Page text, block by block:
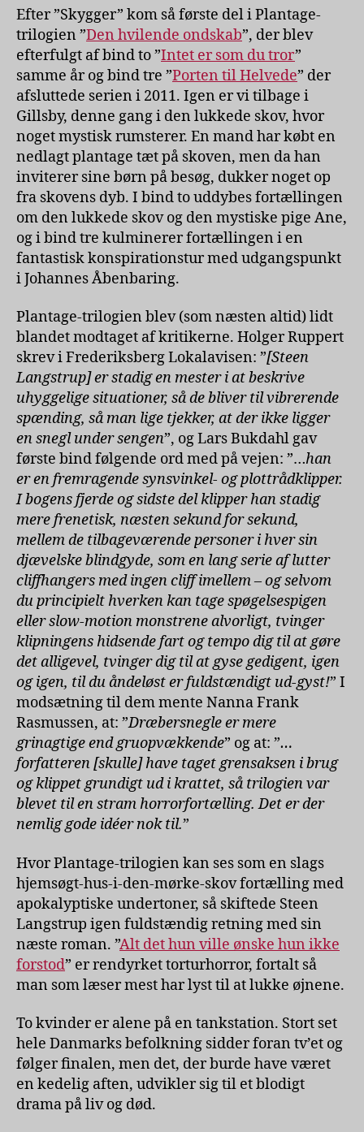
Efter ”Skygger” kom så første del i Plantage-
trilogien ”Den hvilende ondskab”, der blev
efterfulgt af bind to ”Intet er som du tror”
samme år og bind tre ”Porten til Helvede” der
afsluttede serien i 2011. Igen er vi tilbage i
Gillsby, denne gang i den lukkede skov, hvor
noget mystisk rumsterer. En mand har købt en
nedlagt plantage tæt på skoven, men da han
inviterer sine børn på besøg, dukker noget op
fra skovens dyb. I bind to uddybes fortællingen
om den lukkede skov og den mystiske pige Ane,
og i bind tre kulminerer fortællingen i en
fantastisk konspirationstur med udgangspunkt
i Johannes Åbenbaring.
Plantage-trilogien blev (som næsten altid) lidt
blandet modtaget af kritikerne. Holger Ruppert
skrev i Frederiksberg Lokalavisen: ”[Steen
Langstrup] er stadig en mester i at beskrive
uhyggelige situationer, så de bliver til vibrerende
spænding, så man lige tjekker, at der ikke ligger
en snegl under sengen”, og Lars Bukdahl gav
første bind følgende ord med på vejen: ”…han
er en fremragende synsvinkel- og plottrådklipper.
I bogens fjerde og sidste del klipper han stadig
mere frenetisk, næsten sekund for sekund,
mellem de tilbageværende personer i hver sin
djævelske blindgyde, som en lang serie af lutter
cliffhangers med ingen cliff imellem – og selvom
du principielt hverken kan tage spøgelsespigen
eller slow-motion monstrene alvorligt, tvinger
klipningens hidsende fart og tempo dig til at gøre
det alligevel, tvinger dig til at gyse gedigent, igen
og igen, til du åndeløst er fuldstændigt ud-gyst!” I
modsætning til dem mente Nanna Frank
Rasmussen, at: ”Dræbersnegle er mere
grinagtige end gruopvækkende” og at: ”…
forfatteren [skulle] have taget grensaksen i brug
og klippet grundigt ud i krattet, så trilogien var
blevet til en stram horrorfortælling. Det er der
nemlig gode idéer nok til.”
Hvor Plantage-trilogien kan ses som en slags
hjemsøgt-hus-i-den-mørke-skov fortælling med
apokalyptiske undertoner, så skiftede Steen
Langstrup igen fuldstændig retning med sin
næste roman. ”Alt det hun ville ønske hun ikke
forstod” er rendyrket torturhorror, fortalt så
man som læser mest har lyst til at lukke øjnene.
To kvinder er alene på en tankstation. Stort set
hele Danmarks befolkning sidder foran tv’et og
følger finalen, men det, der burde have været
en kedelig aften, udvikler sig til et blodigt
drama på liv og død.